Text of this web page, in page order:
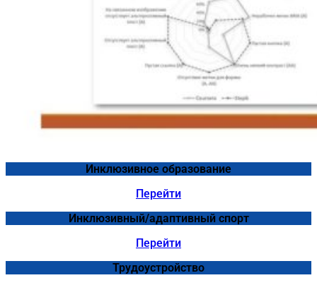
Инклюзивное образование
Перейти
Инклюзивный/адаптивный спорт
Перейти
Трудоустройство